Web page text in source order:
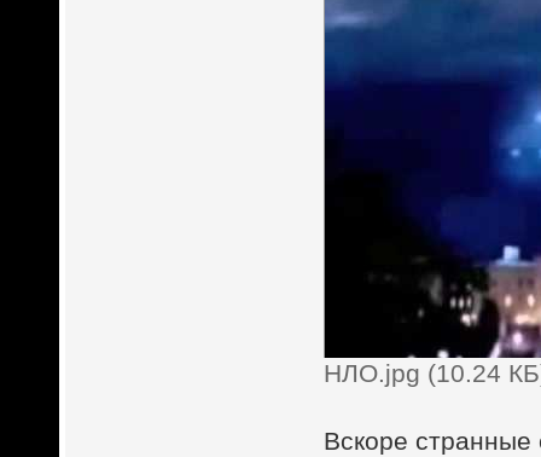
НЛО.jpg (10.24
Вскоре странные